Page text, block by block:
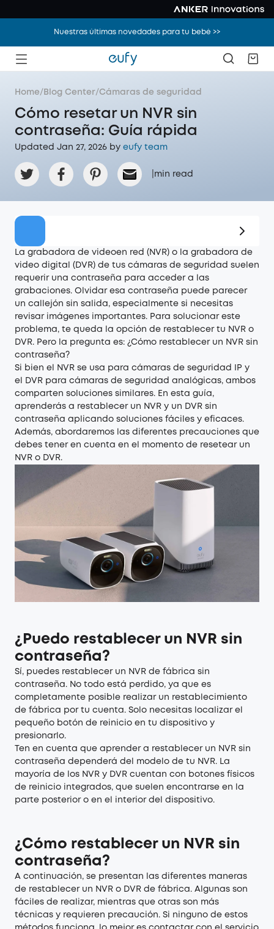
Nuestras últimas novedades para tu bebé >>
Home/ Blog Center/Cámaras de seguridad
Cómo resetar un NVR sin
contraseña: Guía rápida
Updated Jan 27, 2026 by eufy team
min read
La grabadora de videoen red (NVR) o la grabadora de
video digital (DVR) de tus cámaras de seguridad suelen
requerir una contraseña para acceder a las
grabaciones. Olvidar esa contraseña puede parecer
un callejón sin salida, especialmente si necesitas
revisar imágenes importantes. Para solucionar este
problema, te queda la opción de restablecer tu NVR o
DVR. Pero la pregunta es: ¿Cómo restablecer un NVR sin
contraseña?
Si bien el NVR se usa para cámaras de seguridad IP y
el DVR para cámaras de seguridad analógicas, ambos
comparten soluciones similares. En esta guía,
aprenderás a restablecer un NVR y un DVR sin
contraseña aplicando soluciones fáciles y eficaces.
Además, abordaremos las diferentes precauciones que
debes tener en cuenta en el momento de resetear un
NVR o DVR.
¿Puedo restablecer un NVR sin
contraseña?
Sí, puedes restablecer un NVR de fábrica sin
contraseña. No todo está perdido, ya que es
completamente posible realizar un restablecimiento
de fábrica por tu cuenta. Solo necesitas localizar el
pequeño botón de reinicio en tu dispositivo y
presionarlo.
Ten en cuenta que aprender a restablecer un NVR sin
contraseña dependerá del modelo de tu NVR. La
mayoría de los NVR y DVR cuentan con botones físicos
de reinicio integrados, que suelen encontrarse en la
parte posterior o en el interior del dispositivo.
¿Cómo restablecer un NVR sin
contraseña?
A continuación, se presentan las diferentes maneras
de restablecer un NVR o DVR de fábrica. Algunas son
fáciles de realizar, mientras que otras son más
técnicas y requieren precaución. Si ninguno de estos